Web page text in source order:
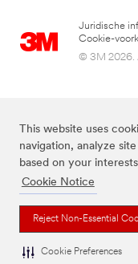
This website uses
navigation, analyze
based on your
Cookie Notice
Reject Non-Essential
Cookie Preferences
Juridische
Cookie-
© 3M 2026.